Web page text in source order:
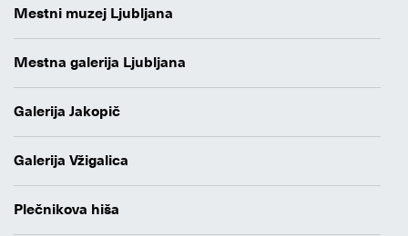
Mestni muzej Ljubljana
Mestna galerija Ljubljana
Galerija Jakopič
Galerija Vžigalica
Plečnikova hiša